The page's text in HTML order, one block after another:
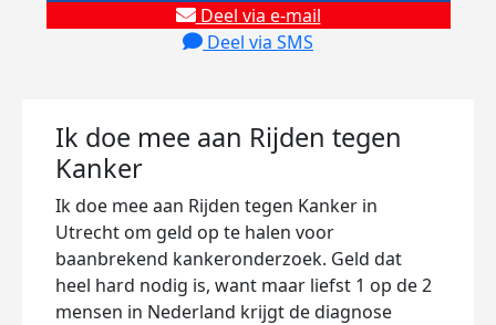
Deel via e-mail
Deel via SMS
Ik doe mee aan Rijden tegen
Kanker
Ik doe mee aan Rijden tegen Kanker in
Utrecht om geld op te halen voor
baanbrekend kankeronderzoek. Geld dat
heel hard nodig is, want maar liefst 1 op de 2
mensen in Nederland krijgt de diagnose